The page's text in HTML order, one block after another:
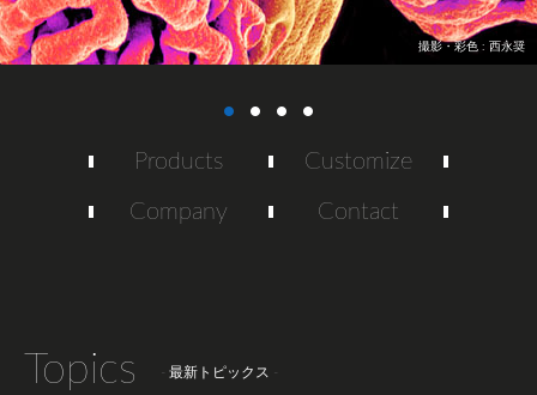
撮影・彩色 : 西永奨
Products Customize
Company Contact
Topics - 最新トピックス -